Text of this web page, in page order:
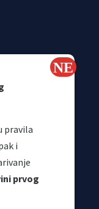
pravila
i
prvog